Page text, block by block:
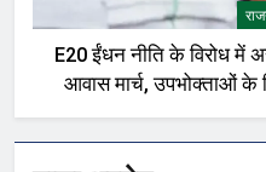
E20 ईंधन नीति के विरोध में
आवास मार्च, उपभोक्ताओं के